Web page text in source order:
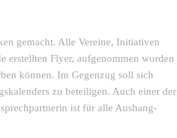
gemacht. Alle Vereine, Initiativen
erstellten Flyer, aufgenommen worden
können. Im Gegenzug soll sich
zu beteiligen. Auch einer der
ist für alle Aushang-